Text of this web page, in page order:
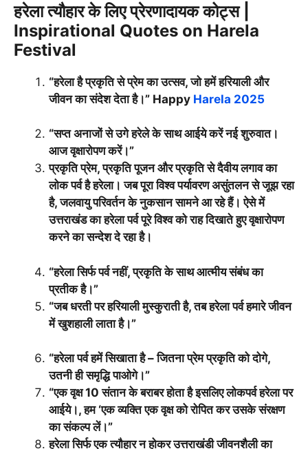
हरेला त्यौहार के लिए प्रेरणादायक कोट्स |
Inspirational Quotes on Harela
Festival
“हरेला है प्रकृति से प्रेम का उत्सव, जो हमें हरियाली और
जीवन का संदेश देता है।” Happy Harela 2025
“सप्त अनाजों से उगे हरेले के साथ आईये करें नई शुरुवात।
आज वृक्षारोपण करें।”
प्रकृति प्रेम, प्रकृति पूजन और प्रकृति से दैवीय लगाव का
लोक पर्व है हरेला। जब पूरा विश्व पर्यावरण असुंतलन से जूझ रहा
है, जलवायु परिवर्तन के नुकसान सामने आ रहे हैं। ऐसे में
उत्तराखंड का हरेला पर्व पूरे विश्व को राह दिखाते हुए वृक्षारोपण
करने का सन्देश दे रहा है।
“हरेला सिर्फ पर्व नहीं, प्रकृति के साथ आत्मीय संबंध का
प्रतीक है।”
“जब धरती पर हरियाली मुस्कुराती है, तब हरेला पर्व हमारे जीवन
में खुशहाली लाता है।”
“हरेला पर्व हमें सिखाता है – जितना प्रेम प्रकृति को दोगे,
उतनी ही समृद्धि पाओगे।”
“एक वृक्ष 10 संतान के बराबर होता है इसलिए लोकपर्व हरेला पर
आईये।, हम ‘एक व्यक्ति एक वृक्ष को रोपित कर उसके संरक्षण
का संकल्प लें।”
हरेला सिर्फ एक त्यौहार न होकर उत्तराखंडी जीवनशैली का